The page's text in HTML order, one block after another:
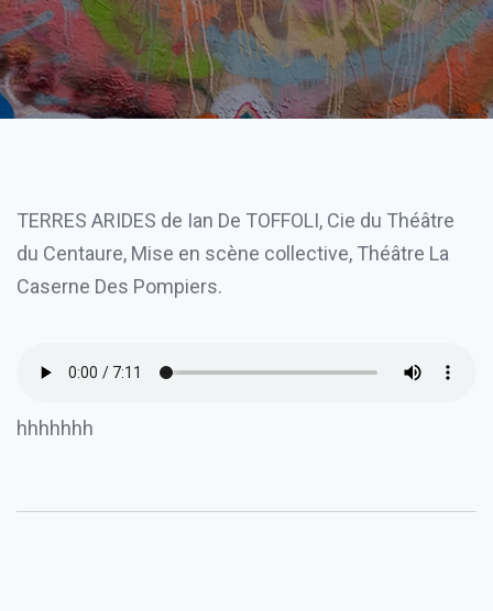
TERRES ARIDES de Ian De TOFFOLI, Cie du Théâtre
du Centaure, Mise en scène collective, Théâtre La
Caserne Des Pompiers.
hhhhhhh